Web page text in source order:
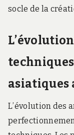
socle de la
asiatiques
L’évolution des